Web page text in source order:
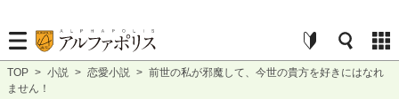
TOP > 小説 > 恋愛小説 > 前世の私が邪魔して、今世の貴方を好きにはなれ
ません！